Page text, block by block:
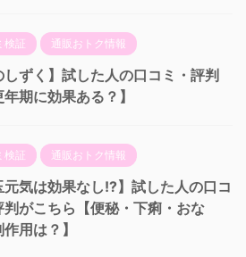
検証 通販おトク情報
しずく】試した人の口コミ・評判
期に効果ある？】
検証 通販おトク情報
元気は効果なし!?】試した人の口コ
判がこちら【便秘・下痢・おな
用は？】